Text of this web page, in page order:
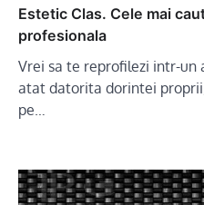
Estetic Clas. Cele mai
profesionala
Vrei sa te reprofilezi intr-
atat datorita dorintei
pe…